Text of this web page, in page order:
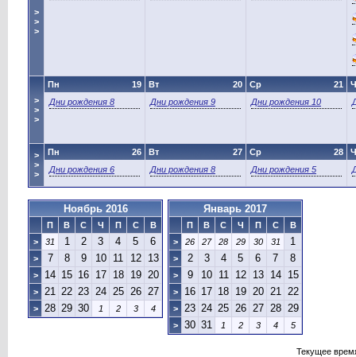
>
>
>
>
>
>
19
Пн
Дни рождения 8
20
Вт
Дни рождения 9
21
Ср
Дни рождения 10
>
>
>
26
Пн
Дни рождения 6
27
Вт
Дни рождения 8
28
Ср
Дни рождения 5
Ноябрь 2016
П В С Ч П С
В
>
31 1 2 3 4 5 6
> 7 8 9 10 11 12 13
> 14 15 16 17 18 19 20
> 21 22 23 24 25 26 27
> 28 29 30 1 2 3 4
Январь 2017
П В С Ч П С
В
>
26 27 28 29 30 31 1
> 2 3 4 5 6 7 8
> 9 10 11 12 13 14 15
> 16 17 18 19 20 21 22
> 23 24 25 26 27 28 29
> 30 31 1 2 3 4 5
Текущее